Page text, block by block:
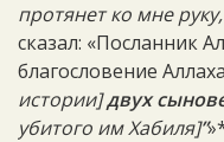
протянет ко мне
сказал: «Посланник
благословение
истории]двух
убитого им Хабиля]”